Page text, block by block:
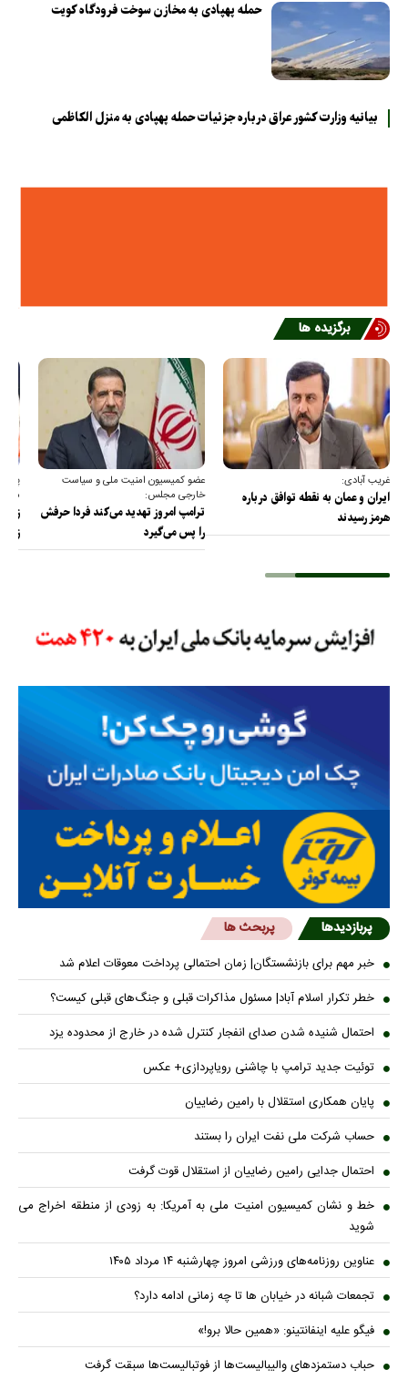
حمله پهپادی به مخازن سوخت فرودگاه کویت
بیانیه وزارت کشور عراق درباره جزئیات حمله پهپادی به منزل الکاظمی
برگزیده ها
غریب آبادی:
ایران و عمان به نقطه توافق درباره
هرمز رسیدند
عضو کمیسیون امنیت ملی و سیاست
خارجی مجلس:
ترامپ امروز تهدید می‌کند فردا حرفش
را پس می‌گیرد
پربازدیدها پربحث ها
خبر مهم برای بازنشستگان| زمان احتمالی پرداخت معوقات اعلام شد
خطر تکرار اسلام آباد| مسئول مذاکرات قبلی و جنگ‌های قبلی کیست؟
احتمال شنیده شدن صدای انفجار کنترل شده در خارج از محدوده یزد
توئیت جدید ترامپ با چاشنی رویاپردازی+ عکس
پایان همکاری استقلال با رامین رضاییان
حساب‌ شرکت ملی نفت ایران را بستند
احتمال جدایی رامین رضاییان از استقلال قوت گرفت
خط و نشان کمیسیون امنیت ملی به آمریکا: به زودی از منطقه اخراج می
شوید
عناوین روزنامه‌های ورزشی امروز چهارشنبه ۱۴ مرداد ۱۴۰۵
تجمعات شبانه در خیابان ها تا چه زمانی ادامه دارد؟
فیگو علیه اینفانتینو: «همین حالا برو!»
حباب دستمزدهای والیبالیست‌ها از فوتبالیست‌ها سبقت گرفت